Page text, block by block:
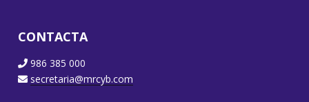
CONTACTA
986 385 000
secretaria@mrcyb.com